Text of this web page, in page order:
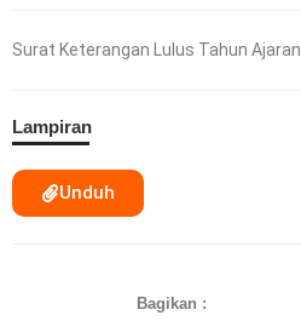
Surat Keterangan Lulus Tahun
Lampiran
Unduh
Bagikan :